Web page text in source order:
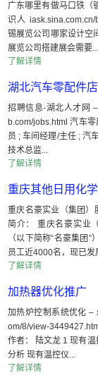
广东哪里有做马口铁（
识人
锡展览公司哪家设计空
展览公司搭建展会需要...
了解详情
湖北汽车零配件
招聘信息-湖北人才网
b.com/jobs.html 汽车
员 ; 车间经理/主任 ; 汽
技术总监...
了解详情
重庆其他日用化
重庆名豪实业（集团）
简介： 重庆名豪实业
（以下简称“名豪集团
员工近4000名，现已发
了解详情
加热器优化推广
加热炉控制系统优化 –
om/8/view-
作者： 陆文龙 1 现有
分析 现有温控仪...
了解详情